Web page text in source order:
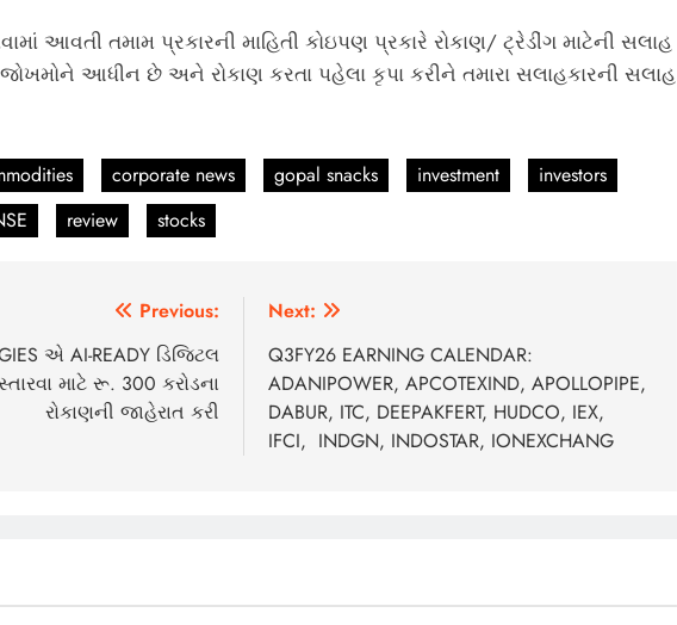
આવતી તમામ પ્રકારની માહિતી કોઇપણ પ્રકારે રોકાણ/ ટ્રેડીંગ માટેની સલાહ
જોખમોને આધીન છે અને રોકાણ કરતા પહેલા કૃપા કરીને તમારા સલાહકારની સલાહ
corporate news gopal snacks investment
investors
review stocks
Previous:
એ AI-READY ડિજિટલ
માટે રૂ. 300 કરોડના
રોકાણની જાહેરાત કરી
Next:
Q3FY26 EARNING CALENDAR:
ADANIPOWER, APCOTEXIND, APOLLOPIPE,
DABUR, ITC, DEEPAKFERT, HUDCO, IEX,
IFCI, INDGN, INDOSTAR, IONEXCHANG